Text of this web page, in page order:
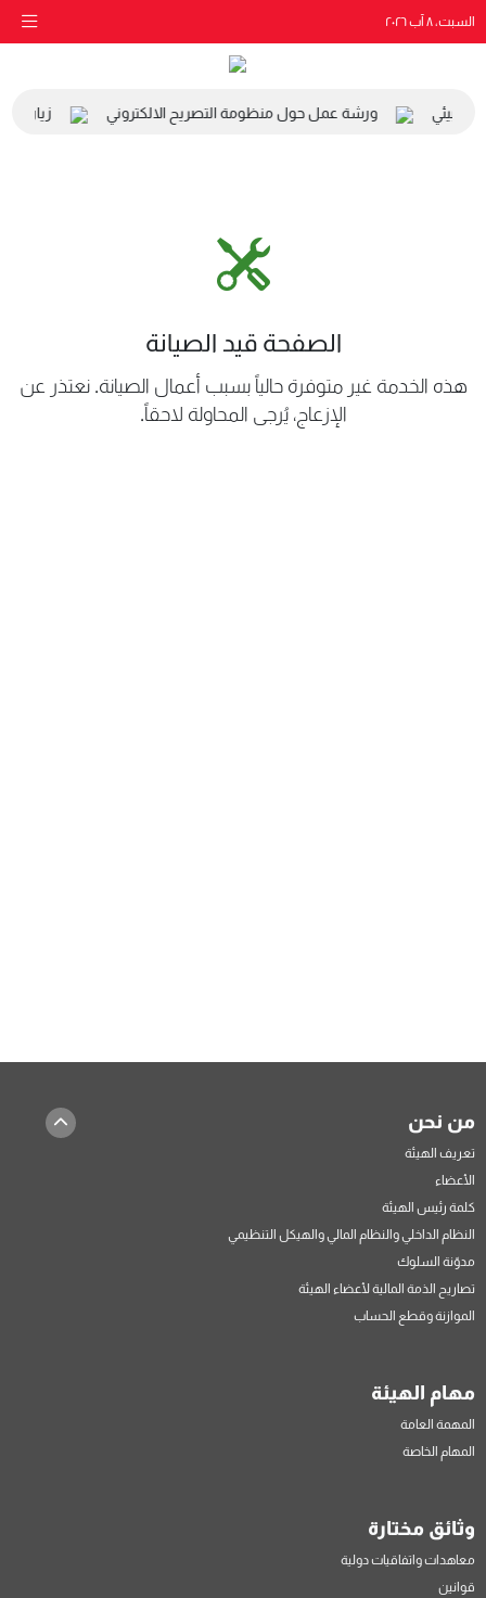
السبت، ٨ آب ٢٠٢٦
ورشة عمل حول منظومة التصريح الالكتروني زيارة
الصفحة قيد الصيانة
هذه الخدمة غير متوفرة حالياً بسبب أعمال الصيانة. نعتذر عن
الإزعاج، يُرجى المحاولة لاحقاً.
من نحن
تعريف الهيئة
الأعضاء
كلمة رئيس الهيئة
النظام الداخلي والنظام المالي والهيكل التنظيمي
مدوّنة السلوك
تصاريح الذمة المالية لأعضاء الهيئة
الموازنة وقطع الحساب
مهام الهيئة
المهمة العامة
المهام الخاصة
وثائق مختارة
معاهدات واتفاقيات دولية
قوانين